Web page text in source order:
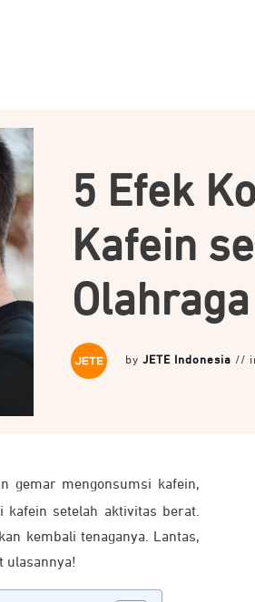
5 Efek
Kafein
Olahraga
byJETE Indonesia //
gemar mengonsumsi kafein,
kafein setelah aktivitas berat.
kembali tenaganya. Lantas,
ulasannya!